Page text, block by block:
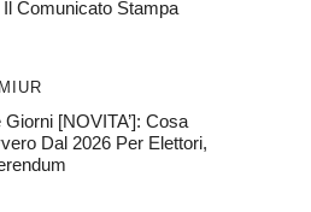
Comunicato Stampa
MIUR
[NOVITA’]: Cosa
Dal 2026 Per Elettori,